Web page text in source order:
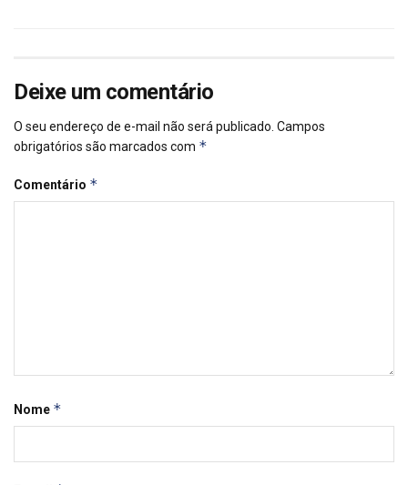
Deixe um comentário
O seu endereço de e-mail não será publicado. Campos
obrigatórios são marcados com *
Comentário *
Nome *